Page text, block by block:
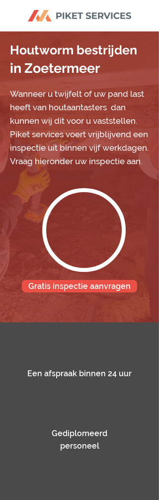
Houtworm bestrijden
in Zoetermeer
Wanneer u twijfelt of uw pand last
heeft van houtaantasters dan
kunnen wij dit voor u vaststellen.
Piket services voert vrijblijvend een
inspectie uit binnen vijf werkdagen.
Vraag hieronder uw inspectie aan.
Gratis inspectie aanvragen
Een afspraak binnen 24 uur
Gediplomeerd
personeel